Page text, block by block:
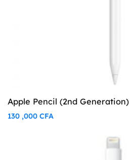
Apple Pencil (2nd Generation)
130 ,000 CFA